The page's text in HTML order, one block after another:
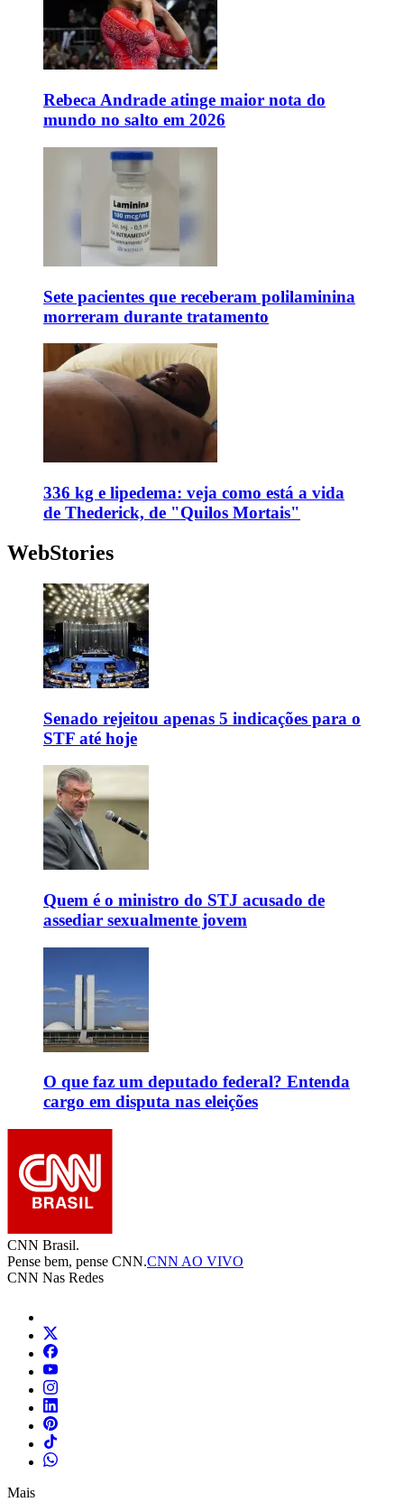
Rebeca Andrade atinge maior nota do
mundo no salto em 2026
Sete pacientes que receberam polilaminina
morreram durante tratamento
336 kg e lipedema: veja como está a vida
de Thederick, de "Quilos Mortais"
WebStories
Senado rejeitou apenas 5 indicações para o
STF até hoje
Quem é o ministro do STJ acusado de
assediar sexualmente jovem
O que faz um deputado federal? Entenda
cargo em disputa nas eleições
CNN Brasil.
Pense bem, pense CNN.CNN AO VIVO
CNN Nas Redes
Mais